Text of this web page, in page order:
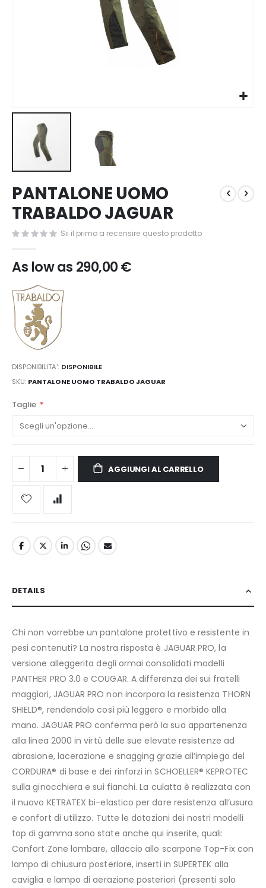
all'inizio
della
galleria
di
immagini
PANTALONE UOMO
TRABALDO JAGUAR
Sii il primo a recensire questo prodotto
As low as 290,00 €
DISPONIBILITA': DISPONIBILE
SKU PANTALONE UOMO TRABALDO JAGUAR
Taglie
AGGIUNGI AL CARRELLO
DETAILS
Chi non vorrebbe un pantalone protettivo e resistente in
pesi contenuti? La nostra risposta è JAGUAR PRO, la
versione alleggerita degli ormai consolidati modelli
PANTHER PRO 3.0 e COUGAR. A differenza dei sui fratelli
maggiori, JAGUAR PRO non incorpora la resistenza THORN
SHIELD®, rendendolo così più leggero e morbido alla
mano. JAGUAR PRO conferma però la sua appartenenza
alla linea 2000 in virtù delle sue elevate resistenze ad
abrasione, lacerazione e snagging grazie all’impiego del
CORDURA® di base e dei rinforzi in SCHOELLER® KEPROTEC
sulla ginocchiera e sui fianchi. La culatta è realizzata con
il nuovo KETRATEX bi-elastico per dare resistenza all’usura
e confort di utilizzo. Tutte le dotazioni dei nostri modelli
top di gamma sono state anche qui inserite, quali:
Confort Zone lombare, allaccio allo scarpone Top-Fix con
lampo di chiusura posteriore, inserti in SUPERTEK alla
caviglia e lampo di aerazione posteriori (presenti solo